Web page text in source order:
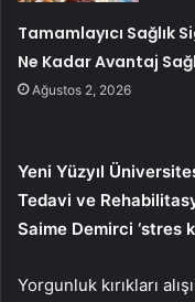
Tamamlayıcı Sağlık
Ne Kadar Avantaj
Ağustos 2, 2026
Yeni Yüzyıl
Tedavi ve
Saime Demirci ‘stres
Yorgunluk kırıkları